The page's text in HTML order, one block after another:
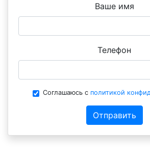
Ваше имя
Телефон
Соглашаюсь с политикой
Отправить